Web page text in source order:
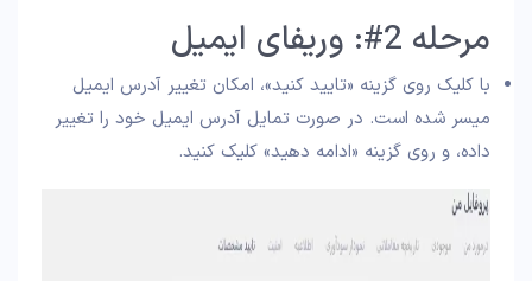
مرحله 2#: وریفای ایمیل
با کلیک روی گزینه «تایید کنید»، امکان تغییر آدرس ایمیل
میسر شده است. در صورت تمایل آدرس ایمیل خود را تغییر
داده، و روی گزینه «ادامه دهید» کلیک کنید.